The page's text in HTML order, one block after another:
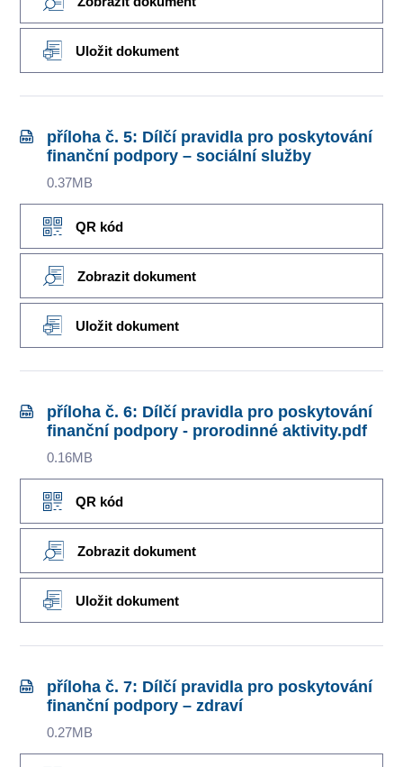
Uložit dokument
příloha č. 5: Dílčí pravidla pro poskytování
finanční podpory – sociální služby
0.37MB
QR kód
Zobrazit dokument
Uložit dokument
příloha č. 6: Dílčí pravidla pro poskytování
finanční podpory - prorodinné aktivity.pdf
0.16MB
QR kód
Zobrazit dokument
Uložit dokument
příloha č. 7: Dílčí pravidla pro poskytování
finanční podpory – zdraví
0.27MB